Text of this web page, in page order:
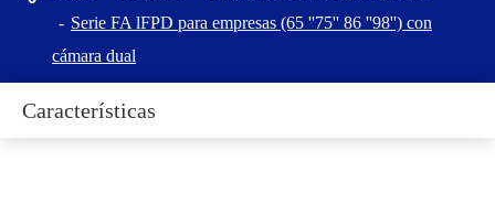
Serie FA lFPD para empresas (65 ''75'' 86 ''98'') con
cámara dual
Características